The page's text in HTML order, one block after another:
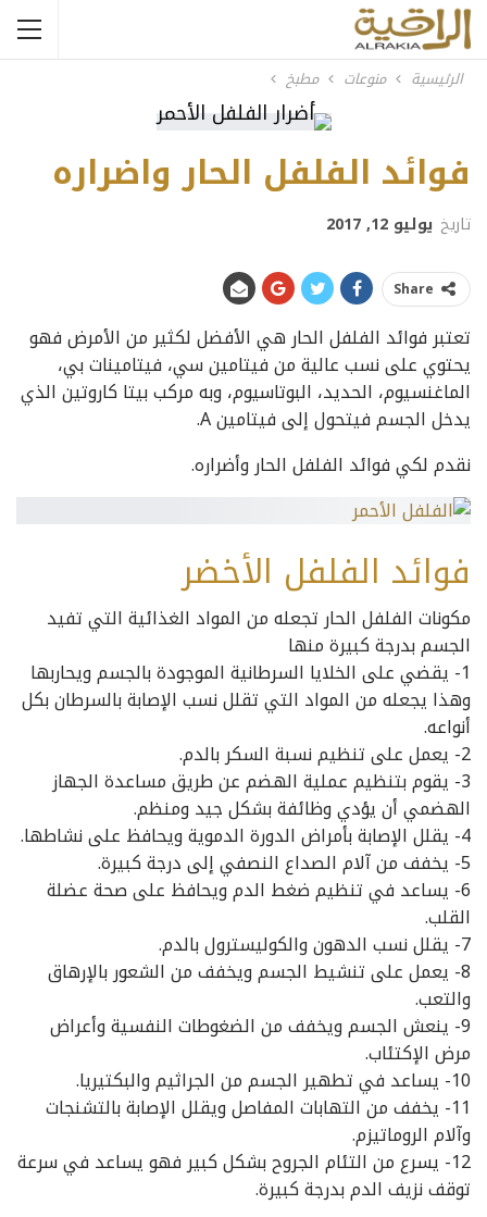
الرئيسية منوعات مطبخ
فوائد الفلفل الحار واضراره
تاريخ يوليو 12, 2017
Share
تعتبر فوائد الفلفل الحار هي الأفضل لكثير من الأمرض فهو
يحتوي على نسب عالية من فيتامين سي، فيتامينات بي،
الماغنسيوم، الحديد، البوتاسيوم، وبه مركب بيتا كاروتين الذي
يدخل الجسم فيتحول إلى فيتامين A.
نقدم لكي فوائد الفلفل الحار وأضراره.
فوائد الفلفل الأخضر
مكونات الفلفل الحار تجعله من المواد الغذائية التي تفيد
الجسم بدرجة كبيرة منها
1- يقضي على الخلايا السرطانية الموجودة بالجسم ويحاربها
وهذا يجعله من المواد التي تقلل نسب الإصابة بالسرطان بكل
أنواعه.
2- يعمل على تنظيم نسبة السكر بالدم.
3- يقوم بتنظيم عملية الهضم عن طريق مساعدة الجهاز
الهضمي أن يؤدي وظائفة بشكل جيد ومنظم.
4- يقلل الإصابة بأمراض الدورة الدموية ويحافظ على نشاطها.
5- يخفف من آلام الصداع النصفي إلى درجة كبيرة.
6- يساعد في تنظيم ضغط الدم ويحافظ على صحة عضلة
القلب.
7- يقلل نسب الدهون والكوليسترول بالدم.
8- يعمل على تنشيط الجسم ويخفف من الشعور بالإرهاق
والتعب.
9- ينعش الجسم ويخفف من الضغوطات النفسية وأعراض
مرض الإكتئاب.
10- يساعد في تطهير الجسم من الجراثيم والبكتيريا.
11- يخفف من التهابات المفاصل ويقلل الإصابة بالتشنجات
وآلام الروماتيزم.
12- يسرع من التئام الجروح بشكل كبير فهو يساعد في سرعة
توقف نزيف الدم بدرجة كبيرة.